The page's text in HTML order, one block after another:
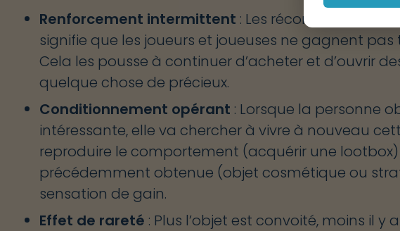
Renforcement intermittent : Les récompenses
signifie que les joueurs et joueuses ne gagnent
Cela les pousse à continuer d’acheter et d’ouvrir
quelque chose de précieux.
Conditionnement opérant : Lorsque la personne
intéressante, elle va chercher à vivre à nouveau
reproduire le comportement (acquérir une
précédemment obtenue (objet cosmétique ou
sensation de gain.
Effet de rareté : Plus l’objet est convoité, moins il